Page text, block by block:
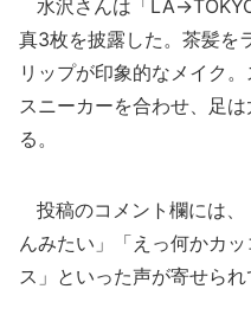
水沢さんは「
真3枚を披露した。茶髪を
リップが印象的なメイク
スニーカーを合わせ、足
る。
投稿のコメント欄には、
んみたい」「えっ何かカ
ス」といった声が寄せられ